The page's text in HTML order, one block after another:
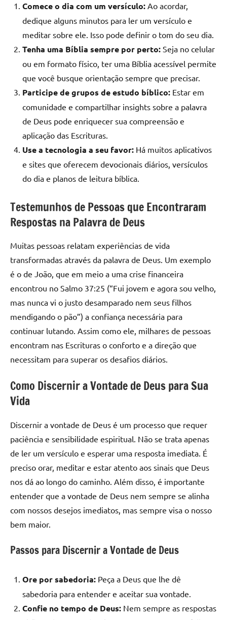
Comece o dia com um versículo: Ao acordar,
dedique alguns minutos para ler um versículo e
meditar sobre ele. Isso pode definir o tom do seu dia.
Tenha uma Bíblia sempre por perto: Seja no celular
ou em formato físico, ter uma Bíblia acessível permite
que você busque orientação sempre que precisar.
Participe de grupos de estudo bíblico: Estar em
comunidade e compartilhar insights sobre a palavra
de Deus pode enriquecer sua compreensão e
aplicação das Escrituras.
Use a tecnologia a seu favor: Há muitos aplicativos
e sites que oferecem devocionais diários, versículos
do dia e planos de leitura bíblica.
Testemunhos de Pessoas que Encontraram
Respostas na Palavra de Deus
Muitas pessoas relatam experiências de vida
transformadas através da palavra de Deus. Um exemplo
é o de João, que em meio a uma crise financeira
encontrou no Salmo 37:25 (“Fui jovem e agora sou velho,
mas nunca vi o justo desamparado nem seus filhos
mendigando o pão”) a confiança necessária para
continuar lutando. Assim como ele, milhares de pessoas
encontram nas Escrituras o conforto e a direção que
necessitam para superar os desafios diários.
Como Discernir a Vontade de Deus para Sua
Vida
Discernir a vontade de Deus é um processo que requer
paciência e sensibilidade espiritual. Não se trata apenas
de ler um versículo e esperar uma resposta imediata. É
preciso orar, meditar e estar atento aos sinais que Deus
nos dá ao longo do caminho. Além disso, é importante
entender que a vontade de Deus nem sempre se alinha
com nossos desejos imediatos, mas sempre visa o nosso
bem maior.
Passos para Discernir a Vontade de Deus
Ore por sabedoria: Peça a Deus que lhe dê
sabedoria para entender e aceitar sua vontade.
Confie no tempo de Deus: Nem sempre as respostas